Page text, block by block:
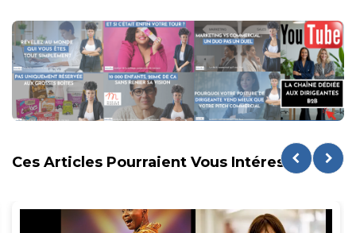
Ces Articles Pourraient Vous Intéresser